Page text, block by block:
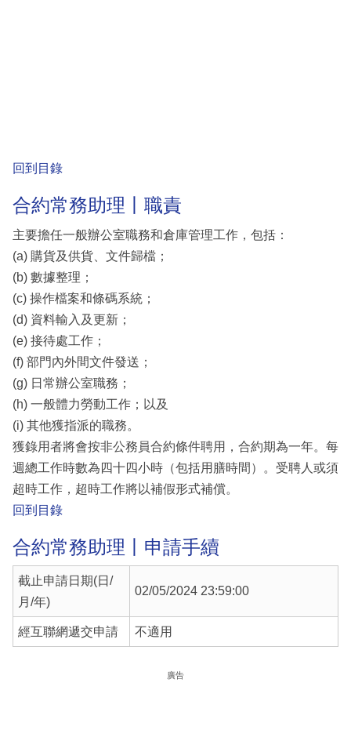
回到目錄
合約常務助理丨職責
主要擔任一般辦公室職務和倉庫管理工作，包括：
(a) 購貨及供貨、文件歸檔；
(b) 數據整理；
(c) 操作檔案和條碼系統；
(d) 資料輸入及更新；
(e) 接待處工作；
(f) 部門內外間文件發送；
(g) 日常辦公室職務；
(h) 一般體力勞動工作；以及
(i) 其他獲指派的職務。
獲錄用者將會按非公務員合約條件聘用，合約期為一年。每
週總工作時數為四十四小時（包括用膳時間）。受聘人或須
超時工作，超時工作將以補假形式補償。
回到目錄
合約常務助理丨申請手續
截止申請日期(日/
月/年)
02/05/2024 23:59:00
經互聯網遞交申請 不適用
廣告